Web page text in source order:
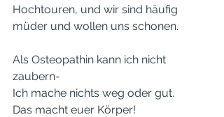
Hochtouren, und wir sind häufig
müder und wollen uns schonen.
Als Osteopathin kann ich nicht
zaubern-
Ich mache nichts weg oder gut.
Das macht euer Körper!